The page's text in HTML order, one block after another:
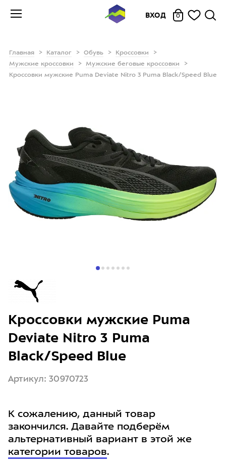
ВХОД 0
Главная Каталог Обувь
Кроссовки
Мужские кроссовки
Мужские беговые кроссовки
Кроссовки мужские Puma Deviate Nitro 3 Puma Black/Speed Blue
Кроссовки мужские Puma
Deviate Nitro 3 Puma
Black/Speed Blue
Артикул: 30970723
К сожалению, данный товар
закончился. Давайте подберём
альтернативный вариант в этой же
категории товаров.